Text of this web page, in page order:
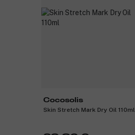
Cocosolis
Skin Stretch Mark Dry Oil 110ml